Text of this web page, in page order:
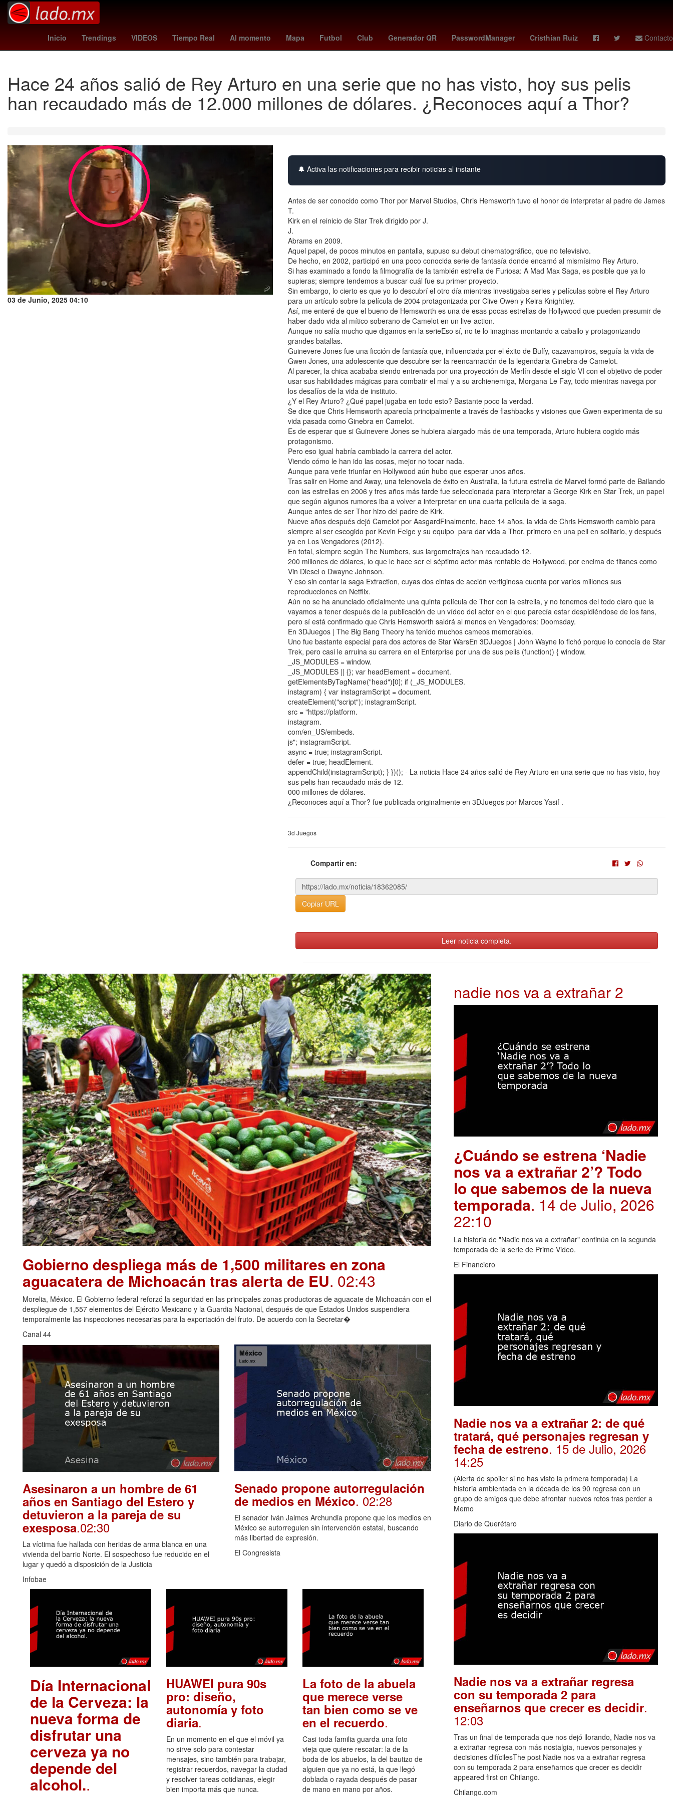
Inicio Trendings VIDEOS Tiempo Real Al momento Mapa Futbol Club Generador QR PasswordManager Cristhian Ruiz Contacto
derrick henry gudiño cruz azul prime video mexico pelota libre bill skarsgård one battle after another porter pago pensiones issste diciembre liga mx partidos sarah connor
Hace 24 años salió de Rey Arturo en una serie que no has visto, hoy sus pelis
han recaudado más de 12.000 millones de dólares. ¿Reconoces aquí a Thor?
03 de Junio, 2025 04:10
🔔 Activa las notificaciones para recibir noticias al instante
Antes de ser conocido como Thor por Marvel Studios, Chris Hemsworth tuvo el honor de interpretar al padre de James
T.
Kirk en el reinicio de Star Trek dirigido por J.
J.
Abrams en 2009.
Aquel papel, de pocos minutos en pantalla, supuso su debut cinematográfico, que no televisivo.
De hecho, en 2002, participó en una poco conocida serie de fantasía donde encarnó al mismísimo Rey Arturo.
Si has examinado a fondo la filmografía de la también estrella de Furiosa: A Mad Max Saga, es posible que ya lo
supieras; siempre tendemos a buscar cuál fue su primer proyecto.
Sin embargo, lo cierto es que yo lo descubrí el otro día mientras investigaba series y películas sobre el Rey Arturo
para un artículo sobre la película de 2004 protagonizada por Clive Owen y Keira Knightley.
Así, me enteré de que el bueno de Hemsworth es una de esas pocas estrellas de Hollywood que pueden presumir de
haber dado vida al mítico soberano de Camelot en un live-action.
Aunque no salía mucho que digamos en la serieEso sí, no te lo imaginas montando a caballo y protagonizando
grandes batallas.
Guinevere Jones fue una ficción de fantasía que, influenciada por el éxito de Buffy, cazavampiros, seguía la vida de
Gwen Jones, una adolescente que descubre ser la reencarnación de la legendaria Ginebra de Camelot.
Al parecer, la chica acababa siendo entrenada por una proyección de Merlín desde el siglo VI con el objetivo de poder
usar sus habilidades mágicas para combatir el mal y a su archienemiga, Morgana Le Fay, todo mientras navega por
los desafíos de la vida de instituto.
¿Y el Rey Arturo? ¿Qué papel jugaba en todo esto? Bastante poco la verdad.
Se dice que Chris Hemsworth aparecía principalmente a través de flashbacks y visiones que Gwen experimenta de su
vida pasada como Ginebra en Camelot.
Es de esperar que si Guinevere Jones se hubiera alargado más de una temporada, Arturo hubiera cogido más
protagonismo.
Pero eso igual habría cambiado la carrera del actor.
Viendo cómo le han ido las cosas, mejor no tocar nada.
Aunque para verle triunfar en Hollywood aún hubo que esperar unos años.
Tras salir en Home and Away, una telenovela de éxito en Australia, la futura estrella de Marvel formó parte de Bailando
con las estrellas en 2006 y tres años más tarde fue seleccionada para interpretar a George Kirk en Star Trek, un papel
que según algunos rumores iba a volver a interpretar en una cuarta película de la saga.
Aunque antes de ser Thor hizo del padre de Kirk.
Nueve años después dejó Camelot por AasgardFinalmente, hace 14 años, la vida de Chris Hemsworth cambio para
siempre al ser escogido por Kevin Feige y su equipo para dar vida a Thor, primero en una peli en solitario, y después
ya en Los Vengadores (2012).
En total, siempre según The Numbers, sus largometrajes han recaudado 12.
200 millones de dólares, lo que le hace ser el séptimo actor más rentable de Hollywood, por encima de titanes como
Vin Diesel o Dwayne Johnson.
Y eso sin contar la saga Extraction, cuyas dos cintas de acción vertiginosa cuenta por varios millones sus
reproducciones en Netflix.
Aún no se ha anunciado oficialmente una quinta película de Thor con la estrella, y no tenemos del todo claro que la
vayamos a tener después de la publicación de un vídeo del actor en el que parecía estar despidiéndose de los fans,
pero sí está confirmado que Chris Hemsworth saldrá al menos en Vengadores: Doomsday.
En 3DJuegos | The Big Bang Theory ha tenido muchos cameos memorables.
Uno fue bastante especial para dos actores de Star WarsEn 3DJuegos | John Wayne lo fichó porque lo conocía de Star
Trek, pero casi le arruina su carrera en el Enterprise por una de sus pelis (function() { window.
_JS_MODULES = window.
_JS_MODULES || {}; var headElement = document.
getElementsByTagName("head")[0]; if (_JS_MODULES.
instagram) { var instagramScript = document.
createElement("script"); instagramScript.
src = "https://platform.
instagram.
com/en_US/embeds.
js"; instagramScript.
async = true; instagramScript.
defer = true; headElement.
appendChild(instagramScript); } })(); - La noticia Hace 24 años salió de Rey Arturo en una serie que no has visto, hoy
sus pelis han recaudado más de 12.
000 millones de dólares.
¿Reconoces aquí a Thor? fue publicada originalmente en 3DJuegos por Marcos Yasif .
3d Juegos
Compartir en:
Copiar URL
Leer noticia completa.
Gobierno despliega más de 1,500 militares en zona
aguacatera de Michoacán tras alerta de EU. 02:43
Morelia, México. El Gobierno federal reforzó la seguridad en las principales zonas productoras de aguacate de Michoacán con el
despliegue de 1,557 elementos del Ejército Mexicano y la Guardia Nacional, después de que Estados Unidos suspendiera
temporalmente las inspecciones necesarias para la exportación del fruto. De acuerdo con la Secretar�
Canal 44
Asesinaron a un hombre de 61
años en Santiago del Estero y
detuvieron a la pareja de su
exesposa.02:30
La víctima fue hallada con heridas de arma blanca en una
vivienda del barrio Norte. El sospechoso fue reducido en el
lugar y quedó a disposición de la Justicia
Infobae
Senado propone autorregulación
de medios en México. 02:28
El senador Iván Jaimes Archundia propone que los medios en
México se autorregulen sin intervención estatal, buscando
más libertad de expresión.
El Congresista
Día Internacional
de la Cerveza: la
nueva forma de
disfrutar una
cerveza ya no
depende del
alcohol..
HUAWEI pura 90s
pro: diseño,
autonomía y foto
diaria.
En un momento en el que el móvil ya
no sirve solo para contestar
mensajes, sino también para trabajar,
registrar recuerdos, navegar la ciudad
y resolver tareas cotidianas, elegir
bien importa más que nunca.
La foto de la abuela
que merece verse
tan bien como se ve
en el recuerdo.
Casi toda familia guarda una foto
vieja que quiere rescatar: la de la
boda de los abuelos, la del bautizo de
alguien que ya no está, la que llegó
doblada o rayada después de pasar
de mano en mano por años.
nadie nos va a extrañar 2
¿Cuándo se estrena ‘Nadie
nos va a extrañar 2’? Todo
lo que sabemos de la nueva
temporada. 14 de Julio, 2026
22:10
La historia de "Nadie nos va a extrañar" continúa en la segunda
temporada de la serie de Prime Video.
El Financiero
Nadie nos va a extrañar 2: de qué
tratará, qué personajes regresan y
fecha de estreno. 15 de Julio, 2026
14:25
(Alerta de spoiler si no has visto la primera temporada) La
historia ambientada en la década de los 90 regresa con un
grupo de amigos que debe afrontar nuevos retos tras perder a
Memo
Diario de Querétaro
Nadie nos va a extrañar regresa
con su temporada 2 para
enseñarnos que crecer es decidir.
12:03
Tras un final de temporada que nos dejó llorando, Nadie nos va
a extrañar regresa con más nostalgia, nuevos personajes y
decisiones difícilesThe post Nadie nos va a extrañar regresa
con su temporada 2 para enseñarnos que crecer es decidir
appeared first on Chilango.
Chilango.com